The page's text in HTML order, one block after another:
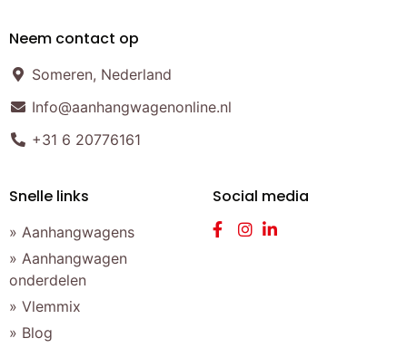
Neem contact op
Someren, Nederland
Info@aanhangwagenonline.nl
+31 6 20776161
Snelle links
» Aanhangwagens
» Aanhangwagen
onderdelen
» Vlemmix
» Blog
Social media